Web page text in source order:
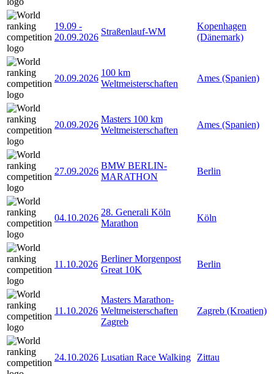
19.09 -
20.09.2026
Straßenlauf-WM
Kopenhagen
(Dänemark)
20.09.2026
100 km
Weltmeisterschaften
Ames (Spanien)
20.09.2026
Masters 100 km
Weltmeisterschaften
Ames (Spanien)
27.09.2026
BMW BERLIN-
MARATHON
Berlin
04.10.2026
28. Generali Köln
Marathon
Köln
11.10.2026
Berliner Morgenpost
Great 10K
Berlin
11.10.2026
Masters Marathon-
Weltmeisterschaften
Zagreb
Zagreb (Kroatien)
24.10.2026 Lusatian Race Walking Zittau